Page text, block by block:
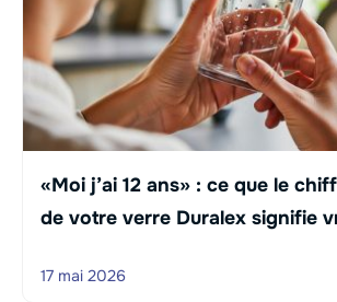
«Moi j’ai 12 ans» : ce que le
de votre verre Duralex signifie
17 mai 2026